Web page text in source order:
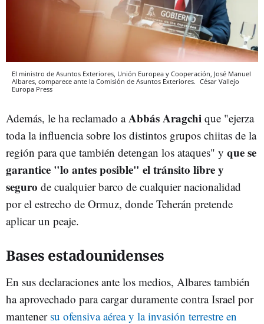
El ministro de Asuntos Exteriores, Unión Europea y Cooperación, José Manuel
Albares, comparece ante la Comisión de Asuntos Exteriores. César Vallejo
Europa Press
Además, le ha reclamado aAbbás Aragchi que "ejerza
toda la influencia sobre los distintos grupos chiitas de la
región para que también detengan los ataques" y que se
garantice "lo antes posible" el tránsito libre y
seguro de cualquier barco de cualquier nacionalidad
por el estrecho de Ormuz, donde Teherán pretende
aplicar un peaje.
Bases estadounidenses
En sus declaraciones ante los medios, Albares también
ha aprovechado para cargar duramente contra Israel por
mantener su ofensiva aérea y la invasión terrestre en